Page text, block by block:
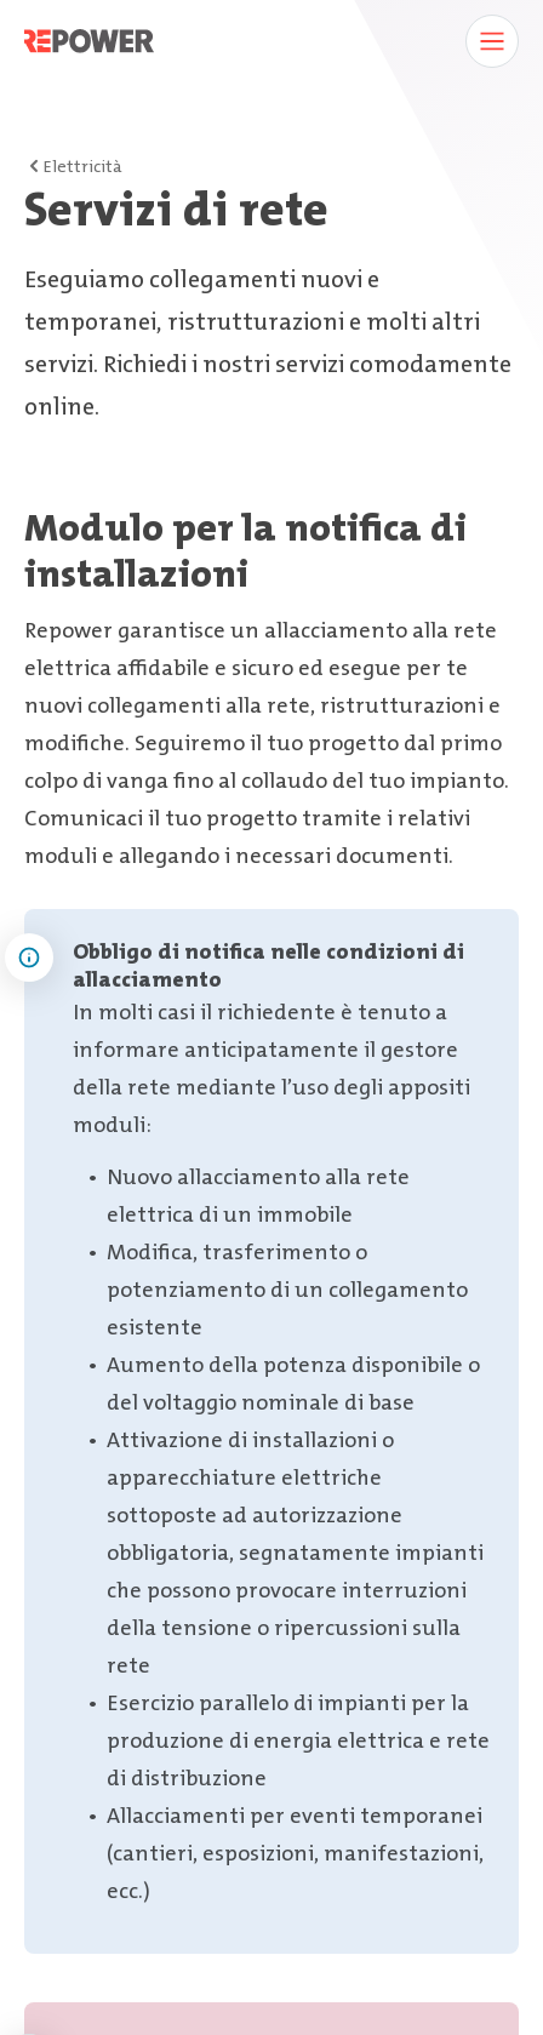
Elettricità
Servizi di rete
Eseguiamo collegamenti nuovi e
temporanei, ristrutturazioni e molti altri
servizi. Richiedi i nostri servizi comodamente
online.
Modulo per la notifica di
installazioni
Repower garantisce un allacciamento alla rete
elettrica affidabile e sicuro ed esegue per te
nuovi collegamenti alla rete, ristrutturazioni e
modifiche. Seguiremo il tuo progetto dal primo
colpo di vanga fino al collaudo del tuo impianto.
Comunicaci il tuo progetto tramite i relativi
moduli e allegando i necessari documenti.
Obbligo di notifica nelle condizioni di
allacciamento
In molti casi il richiedente è tenuto a
informare anticipatamente il gestore
della rete mediante l’uso degli appositi
moduli:
Nuovo allacciamento alla rete
elettrica di un immobile
Modifica, trasferimento o
potenziamento di un collegamento
esistente
Aumento della potenza disponibile o
del voltaggio nominale di base
Attivazione di installazioni o
apparecchiature elettriche
sottoposte ad autorizzazione
obbligatoria, segnatamente impianti
che possono provocare interruzioni
della tensione o ripercussioni sulla
rete
Esercizio parallelo di impianti per la
produzione di energia elettrica e rete
di distribuzione
Allacciamenti per eventi temporanei
(cantieri, esposizioni, manifestazioni,
ecc.)